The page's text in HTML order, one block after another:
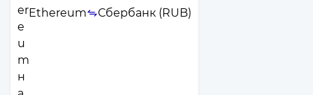
Ethereum Сбербанк (RUB)